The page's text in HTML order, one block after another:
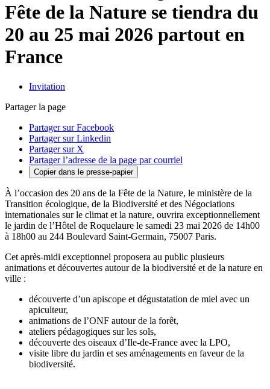
Fête de la Nature se tiendra du
20 au 25 mai 2026 partout en
France
Invitation
Partager la page
Partager sur Facebook
Partager sur Linkedin
Partager sur X
Partager l’adresse de la page par courriel
Copier dans le presse-papier
À l’occasion des 20 ans de la Fête de la Nature, le ministère de la
Transition écologique, de la Biodiversité et des Négociations
internationales sur le climat et la nature, ouvrira exceptionnellement
le jardin de l’Hôtel de Roquelaure le samedi 23 mai 2026 de 14h00
à 18h00 au 244 Boulevard Saint-Germain, 75007 Paris.
Cet après-midi exceptionnel proposera au public plusieurs
animations et découvertes autour de la biodiversité et de la nature en
ville :
découverte d’un apiscope et dégustatation de miel avec un
apiculteur,
animations de l’ONF autour de la forêt,
ateliers pédagogiques sur les sols,
découverte des oiseaux d’Ile-de-France avec la LPO,
visite libre du jardin et ses aménagements en faveur de la
biodiversité.